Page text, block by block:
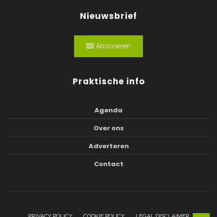
Nieuwsbrief
Abonneren
Praktische info
Agenda
Over ons
Adverteren
Contact